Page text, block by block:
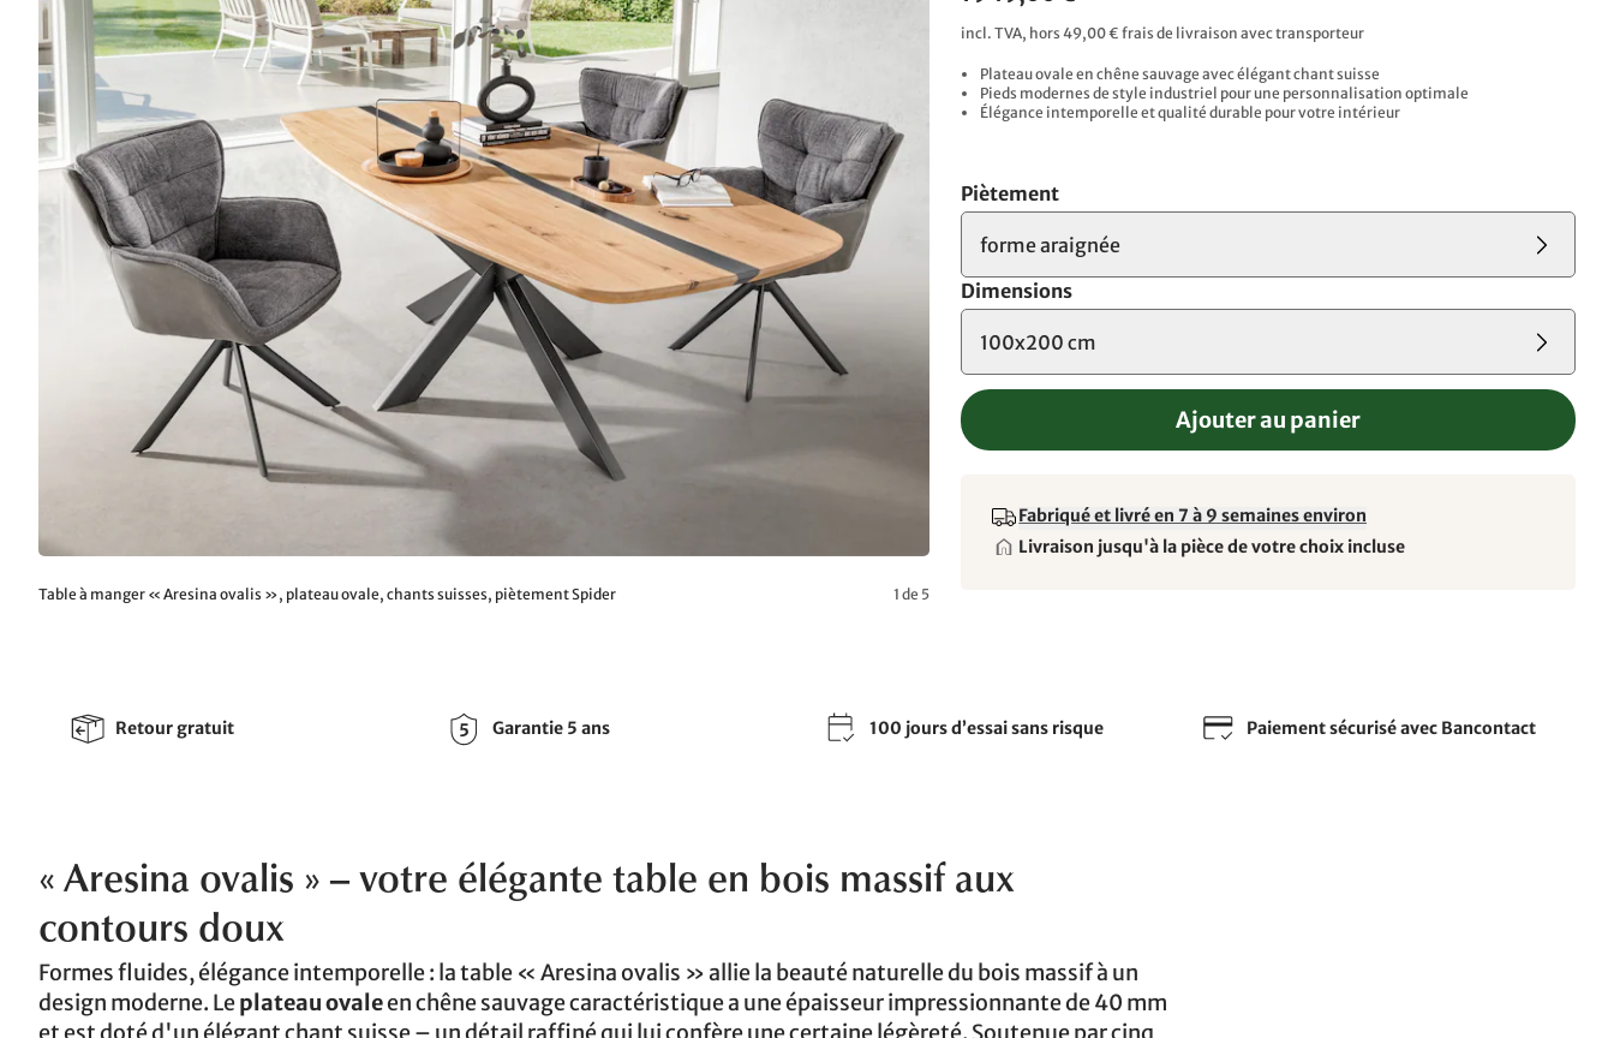
Table à manger « Aresina ovalis », plateau ovale, chants suisses, piètement Spider 1 de 5
incl. TVA, hors 49,00 € frais de livraison avec transporteur
Plateau ovale en chêne sauvage avec élégant chant suisse
Pieds modernes de style industriel pour une personnalisation optimale
Élégance intemporelle et qualité durable pour votre intérieur
Piètement
forme araignée
Dimensions
100x200 cm
Ajouter au panier
Fabriqué et livré en 7 à 9 semaines environ
Livraison jusqu'à la pièce de votre choix incluse
Retour gratuit Garantie 5 ans 100 jours d’essai sans risque Paiement sécurisé avec Bancontact
« Aresina ovalis » – votre élégante table en bois massif aux
contours doux
Formes fluides, élégance intemporelle : la table « Aresina ovalis » allie la beauté naturelle du bois massif à un
design moderne. Leplateau ovaleen chêne sauvage caractéristique a une épaisseur impressionnante de 40 mm
et est doté d'un élégant chant suisse – un détail raffiné qui lui confère une certaine légèreté. Soutenue par cinq